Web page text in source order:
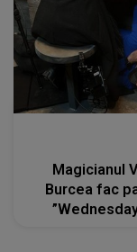
Magicianul
Burcea fac